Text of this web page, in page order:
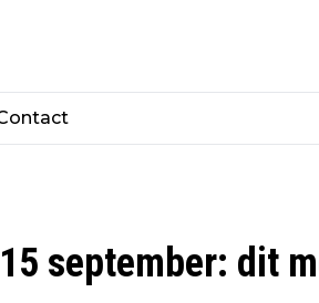
september: dit